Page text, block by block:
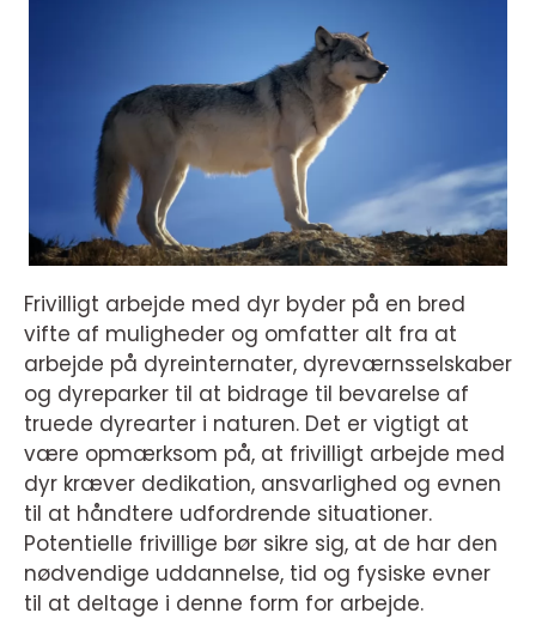
Frivilligt arbejde med dyr byder på en bred
vifte af muligheder og omfatter alt fra at
arbejde på dyreinternater, dyreværnsselskaber
og dyreparker til at bidrage til bevarelse af
truede dyrearter i naturen. Det er vigtigt at
være opmærksom på, at frivilligt arbejde med
dyr kræver dedikation, ansvarlighed og evnen
til at håndtere udfordrende situationer.
Potentielle frivillige bør sikre sig, at de har den
nødvendige uddannelse, tid og fysiske evner
til at deltage i denne form for arbejde.